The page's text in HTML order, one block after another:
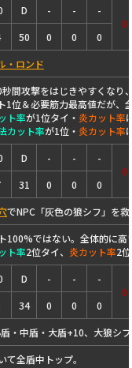
D - -
-
0
50 0 0
0
・ロンド
間攻撃をはじきやすくなり
＆必要筋力最高値だが、
ト率が1位タイ・ 炎カット率
カット率が1位・ 炎カット率
D - -
-
0
31 0 0
0
でNPC「灰色の狼シフ」を
100%ではない。全体的に高
ト率2位タイ、 炎カット率2
D - -
-
0
34 0 0
0
・中盾・大盾+10、大狼シ
全盾中トップ。